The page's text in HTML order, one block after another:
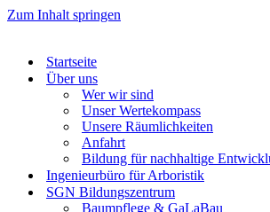
Zum Inhalt springen
Startseite
Über uns
Wer wir sind
Unser Wertekompass
Unsere Räumlichkeiten
Anfahrt
Bildung für nachhaltige
Ingenieurbüro für Arboristik
SGN Bildungszentrum
Baumpflege & GaLaBau